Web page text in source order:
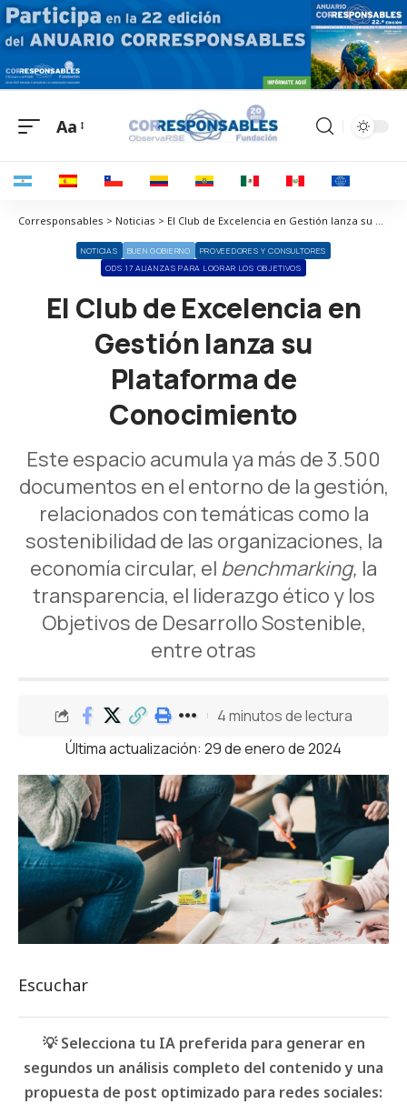
Aa
Corresponsables > Noticias > El Club de Excelencia en Gestión lanza su Plataforma de Conocimiento
NOTICIAS BUEN GOBIERNO
PROVEEDORES Y CONSULTORES
ODS 17 ALIANZAS PARA LOGRAR LOS OBJETIVOS
El Club de Excelencia en
Gestión lanza su
Plataforma de
Conocimiento
Este espacio acumula ya más de 3.500
documentos en el entorno de la gestión,
relacionados con temáticas como la
sostenibilidad de las organizaciones, la
economía circular, el benchmarking, la
transparencia, el liderazgo ético y los
Objetivos de Desarrollo Sostenible,
entre otras
Última actualización: 29 de enero de 2024
4 minutos de lectura
Escuchar
💡 Selecciona tu IA preferida para generar en
segundos un análisis completo del contenido y una
propuesta de post optimizado para redes sociales: